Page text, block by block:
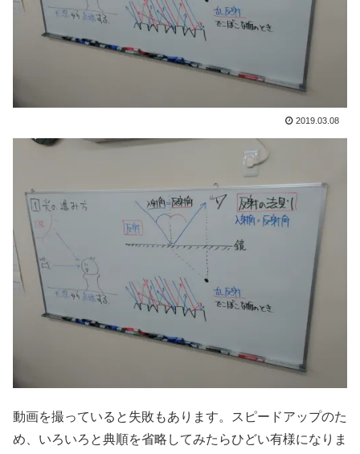
2019.03.08
動画を撮っていると失敗もあります。スピードアップのた
め、いろいろと典順を省略してみたらひどい有様になりま